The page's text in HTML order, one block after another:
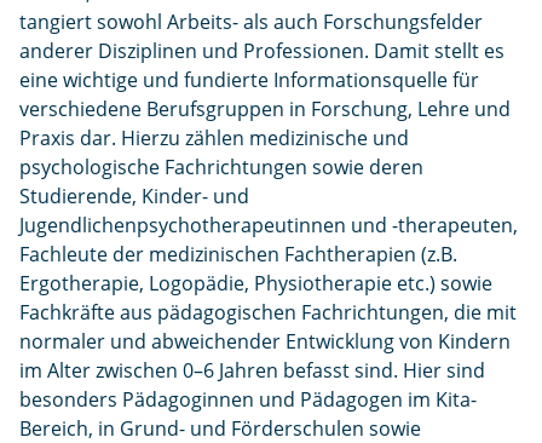
tangiert sowohl Arbeits- als auch Forschungsfelder
anderer Disziplinen und Professionen. Damit stellt es
eine wichtige und fundierte Informationsquelle für
verschiedene Berufsgruppen in Forschung, Lehre und
Praxis dar. Hierzu zählen medizinische und
psychologische Fachrichtungen sowie deren
Studierende, Kinder- und
Jugendlichenpsychotherapeutinnen und -therapeuten,
Fachleute der medizinischen Fachtherapien (z.B.
Ergotherapie, Logopädie, Physiotherapie etc.) sowie
Fachkräfte aus pädagogischen Fachrichtungen, die mit
normaler und abweichender Entwicklung von Kindern
im Alter zwischen 0–6 Jahren befasst sind. Hier sind
besonders Pädagoginnen und Pädagogen im Kita-
Bereich, in Grund- und Förderschulen sowie